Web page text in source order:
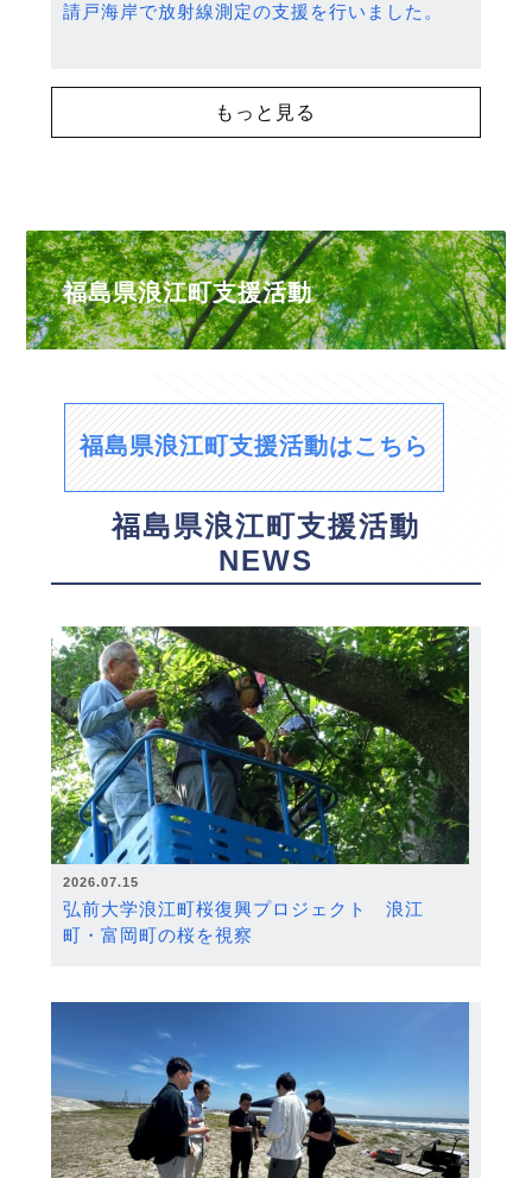
請戸海岸で放射線測定の支援を行いました。
もっと見る
福島県浪江町支援活動
福島県浪江町支援活動はこちら
福島県浪江町支援活動
NEWS
2026.07.15
弘前大学浪江町桜復興プロジェクト 浪江
町・富岡町の桜を視察